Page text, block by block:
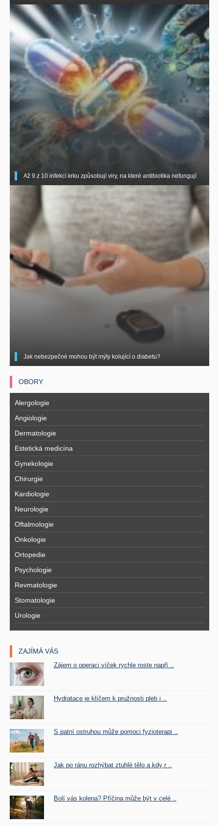
Až 9 z 10 infekcí krku způsobují viry, na které antibiotika nefungují
Jak nebezpečné mohou být mýty kolující o diabetu?
OBORY
Alergologie
Angiologie
Dermatologie
Estetická medicína
Gynekologie
Chirurgie
Kardiologie
Neurologie
Oftalmologie
Onkologie
Ortopedie
Psychologie
Revmatologie
Stomatologie
Urologie
ZAJÍMÁ VÁS
Zájem o operaci víček rychle roste napří ..
Hydratace je klíčem k pružnosti pleti i ..
S patní ostruhou může pomoci fyzioterapi ..
Jak po ránu rozhýbat ztuhlé tělo a kdy r ..
Bolí vás kolena? Příčina může být v celé ..